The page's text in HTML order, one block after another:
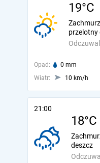
19°C
przelotny
Opad: 0 mm
Wiatr:
10 km/h
21:00
18°C
deszcz